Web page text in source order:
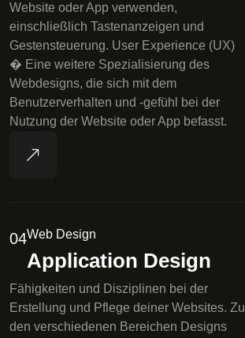
Website oder App verwenden,
einschließlich Tastenanzeigen und
Gestensteuerung. User Experience (UX)
� Eine weitere Spezialisierung des
Webdesigns, die sich mit dem
Benutzerverhalten und -gefühl bei der
Nutzung der Website oder App befasst.
04Web Design
Application Design
Fähigkeiten und Disziplinen bei der
Erstellung und Pflege deiner Websites. Zu
den verschiedenen Bereichen Designs